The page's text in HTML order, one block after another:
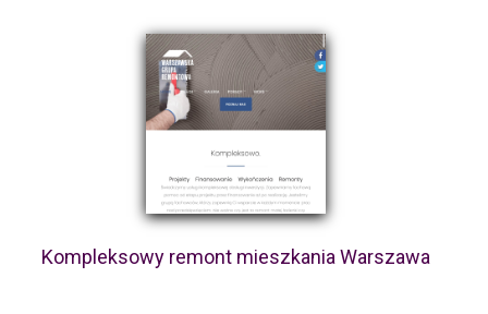
Kompleksowy remont mieszkania Warszawa